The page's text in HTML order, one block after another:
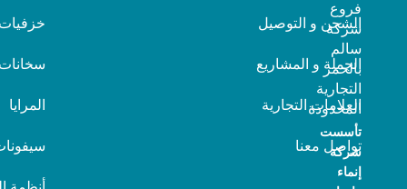
فروع
شركة
سالم
بالحمر
التجارية
المحدودة
تأسست
شركة
إنماء
الشحن و التوصيل
الجملة و المشاريع
العلامات التجارية
تواصل معنا
المرايا